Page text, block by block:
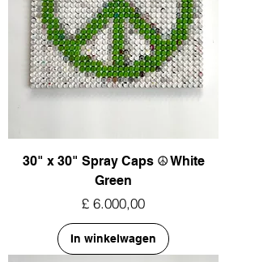
30" x 30" Spray Caps ☮︎ White
Green
Prijs
£ 6.000,00
In winkelwagen